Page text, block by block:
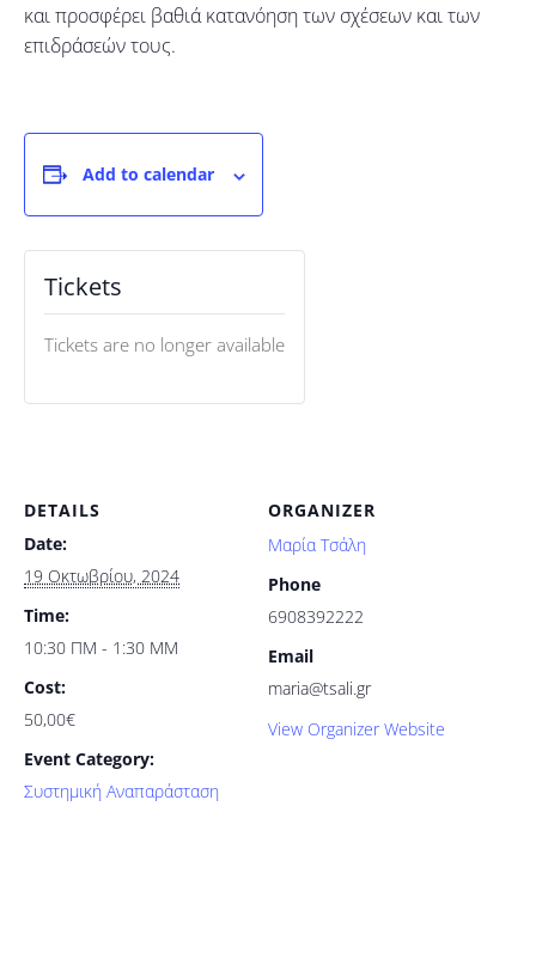
και προσφέρει βαθιά κατανόηση των σχέσεων και των
επιδράσεών τους.
Add to calendar
DETAILS
Date:
19 Οκτωβρίου, 2024
Time:
10:30 ΠΜ - 1:30 ΜΜ
Cost:
50,00€
Event Category:
Συστημική Αναπαράσταση
ORGANIZER
Μαρία Τσάλη
Phone
6908392222
Email
maria@tsali.gr
View Organizer Website
Tickets
Tickets are no longer available